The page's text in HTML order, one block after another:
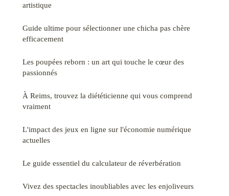
artistique
Guide ultime pour sélectionner une chicha pas chère
efficacement
Les poupées reborn : un art qui touche le cœur des
passionnés
À Reims, trouvez la diététicienne qui vous comprend
vraiment
L'impact des jeux en ligne sur l'économie numérique
actuelles
Le guide essentiel du calculateur de réverbération
Vivez des spectacles inoubliables avec les enjoliveurs